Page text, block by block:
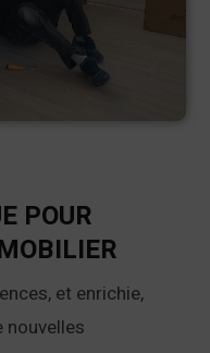
POUR
et enrichie,
nouvelles